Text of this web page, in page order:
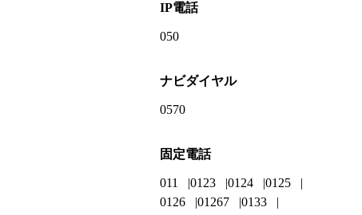
IP電話
050
ナビダイヤル
0570
固定電話
011 0123 0124
0125
0126
01267
0133